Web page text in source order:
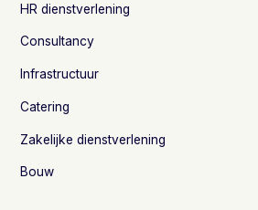
HR dienstverlening
Consultancy
Infrastructuur
Catering
Zakelijke dienstverlening
Bouw